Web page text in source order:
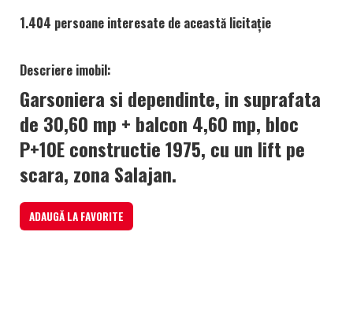
1.404 persoane interesate de această licitație
Descriere imobil:
Garsoniera si dependinte, in suprafata
de 30,60 mp + balcon 4,60 mp, bloc
P+10E constructie 1975, cu un lift pe
scara, zona Salajan.
ADAUGĂ LA FAVORITE